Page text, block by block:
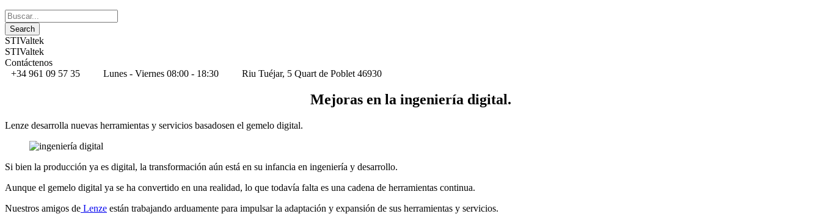
STIValtek
STIValtek
Contáctenos
+34 961 09 57 35
Lunes - Viernes 08:00 - 18:30 Riu Tuéjar, 5 Quart de Poblet 46930
Mejoras en la ingeniería digital.
Lenze desarrolla nuevas herramientas y servicios basados ​​en el gemelo digital.
Si bien la producción ya es digital, la transformación aún está en su infancia en ingeniería y desarrollo.
Aunque el gemelo digital ya se ha convertido en una realidad, lo que todavía falta es una cadena de herramientas continua.
Nuestros amigos de Lenze están trabajando arduamente para impulsar la adaptación y expansión de sus herramientas y servicios.